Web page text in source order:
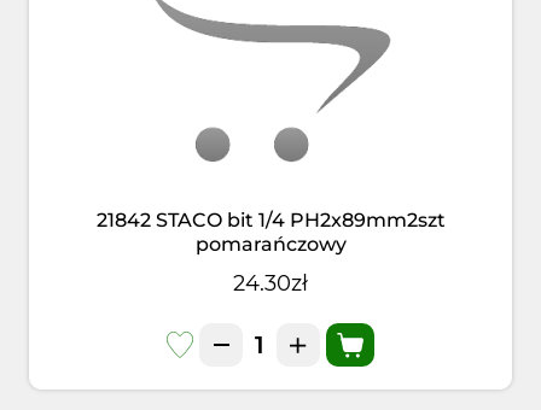
21842 STACO bit 1/4 PH2x89mm2szt
pomarańczowy
24.30zł